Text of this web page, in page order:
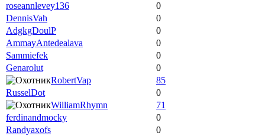
roseannlevey136
0
DennisVah
0
AdgkgDoulP
0
AmmayAntedealava
0
Sammiefek
0
Genarolut
0
RobertVap
85
RusselDot
0
WilliamRhymn
71
ferdinandmocky
0
Randyaxofs
0